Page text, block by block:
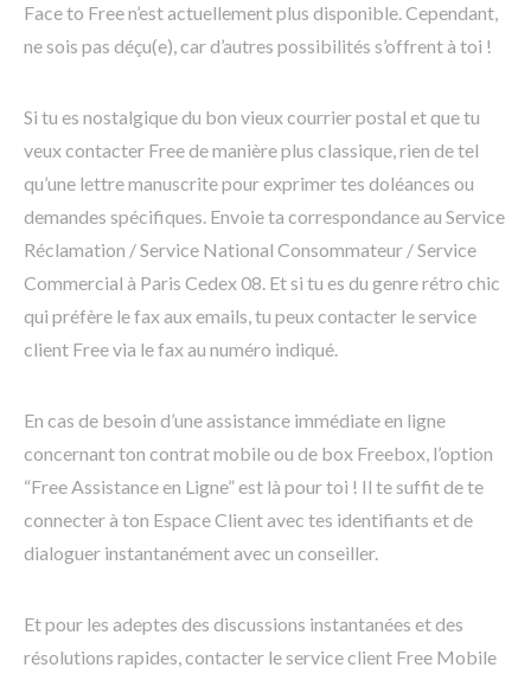
Face to Free n’est actuellement plus disponible. Cependant,
ne sois pas déçu(e), car d’autres possibilités s’offrent à toi !
Si tu es nostalgique du bon vieux courrier postal et que tu
veux contacter Free de manière plus classique, rien de tel
qu’une lettre manuscrite pour exprimer tes doléances ou
demandes spécifiques. Envoie ta correspondance au Service
Réclamation / Service National Consommateur / Service
Commercial à Paris Cedex 08. Et si tu es du genre rétro chic
qui préfère le fax aux emails, tu peux contacter le service
client Free via le fax au numéro indiqué.
En cas de besoin d’une assistance immédiate en ligne
concernant ton contrat mobile ou de box Freebox, l’option
“Free Assistance en Ligne” est là pour toi ! Il te suffit de te
connecter à ton Espace Client avec tes identifiants et de
dialoguer instantanément avec un conseiller.
Et pour les adeptes des discussions instantanées et des
résolutions rapides, contacter le service client Free Mobile